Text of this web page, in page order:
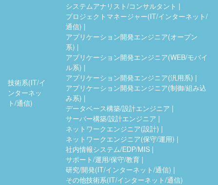
技術系(IT/イ
ンターネッ
ト/通信)
システムアナリスト/コンサルタント
プロジェクトマネージャー(IT/インターネット/
通信)
アプリケーション開発エンジニア(オープン
系)
アプリケーション開発エンジニア(WEB/モバイ
ル系)
アプリケーション開発エンジニア(汎用系)
アプリケーション開発エンジニア(制御/組み込
み系)
データベース構築/設計エンジニア
サーバー構築/設計エンジニア
ネットワークエンジニア(設計)
ネットワークエンジニア(保守/運用)
社内情報システム/EDP/MIS
サポート/運用/保守/教育
研究/開発(IT/インターネット/通信)
その他技術系(IT/インターネット/通信)